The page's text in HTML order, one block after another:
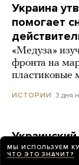
Украина
помогает
«Медуза»
фронта на
пластиковые
ИСТОРИИ 3 дня
в
МЫ ИСПОЛЬЗУЕМ
ЧТО ЭТО ЗНАЧИТ?